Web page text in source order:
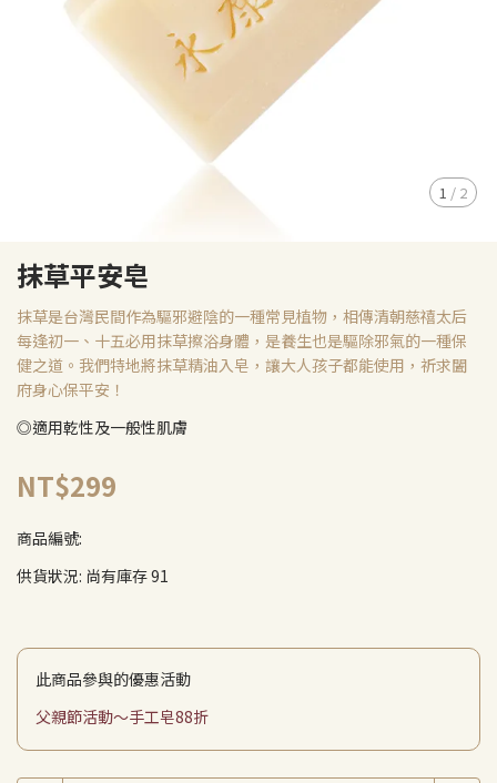
1 / 2
抹草平安皂
抹草是台灣民間作為驅邪避陰的一種常見植物，相傳清朝慈禧太后
每逢初一、十五必用抹草擦浴身體，是養生也是驅除邪氣的一種保
健之道。我們特地將抹草精油入皂，讓大人孩子都能使用，祈求闔
府身心保平安！
◎適用乾性及一般性肌膚 ​​
NT$299
商品編號:
供貨狀況: 尚有庫存 91
此商品參與的優惠活動
父親節活動～手工皂88折